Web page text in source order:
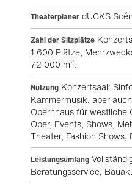
Theaterplaner dUCKS
Zahl der Sitzplätze
1 600 Plätze,
72 000 m².
Nutzung Konzertsaal:
Kammermusik, aber
Opernhaus für westliche
Oper, Events, Shows,
Theater, Fashion
Leistungsumfang
Beratungsservice,